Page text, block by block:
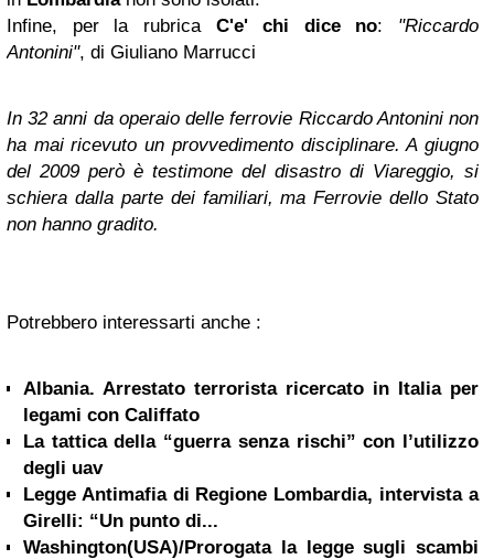
Infine, per la rubrica C'e' chi dice no: "Riccardo
Antonini", di Giuliano Marrucci
In 32 anni da operaio delle ferrovie Riccardo Antonini non
ha mai ricevuto un provvedimento disciplinare. A giugno
del 2009 però è testimone del disastro di Viareggio, si
schiera dalla parte dei familiari, ma Ferrovie dello Stato
non hanno gradito.
Potrebbero interessarti anche :
Albania. Arrestato terrorista ricercato in Italia per
legami con Califfato
La tattica della “guerra senza rischi” con l’utilizzo
degli uav
Legge Antimafia di Regione Lombardia, intervista a
Girelli: “Un punto di...
Washington(USA)/Prorogata la legge sugli scambi